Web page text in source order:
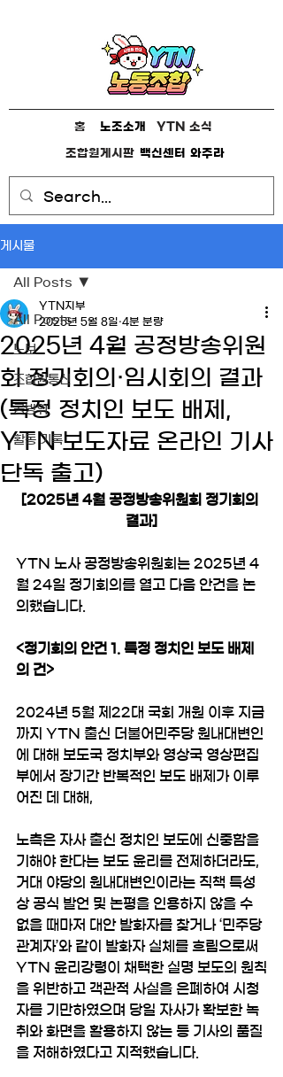
홈 YTN 소식
조합원게시판 와주라
백신센터
노조소개
게시물
All Posts
노보
조합원통신
공방위
활동 기록
All Posts
2025년 4월 공정방송위원
회 정기회의·임시회의 결과
(특정 정치인 보도 배제,
YTN 보도자료 온라인 기사
단독 출고)
YTN지부
2025년 5월 8일 4분 분량
[2025년 4월 공정방송위원회 정기회의
결과]
YTN 노사 공정방송위원회는 2025년 4
월 24일 정기회의를 열고 다음 안건을 논
의했습니다.
<정기회의 안건 1. 특정 정치인 보도 배제
의 건>
2024년 5월 제22대 국회 개원 이후 지금
까지 YTN 출신 더불어민주당 원내대변인
에 대해 보도국 정치부와 영상국 영상편집
부에서 장기간 반복적인 보도 배제가 이루
어진 데 대해,
노측은 자사 출신 정치인 보도에 신중함을
기해야 한다는 보도 윤리를 전제하더라도,
거대 야당의 원내대변인이라는 직책 특성
상 공식 발언 및 논평을 인용하지 않을 수
없을 때마저 대안 발화자를 찾거나 ‘민주당
관계자’와 같이 발화자 실체를 흐림으로써
YTN 윤리강령이 채택한 실명 보도의 원칙
을 위반하고 객관적 사실을 은폐하여 시청
자를 기만하였으며 당일 자사가 확보한 녹
취와 화면을 활용하지 않는 등 기사의 품질
을 저해하였다고 지적했습니다.